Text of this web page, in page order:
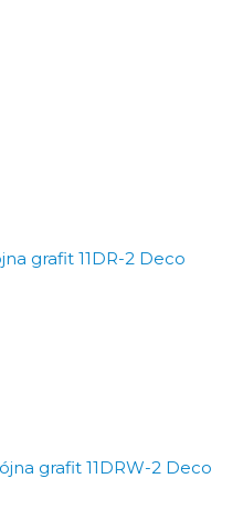
grafit 11DR-2 Deco
grafit 11DRW-2 Deco